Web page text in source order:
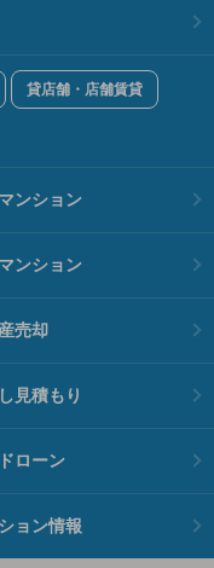
貸店舗・店舗賃貸
ンション
ンション
売却
見積もり
ローン
ョン情報